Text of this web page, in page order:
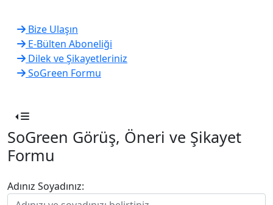
Bize Ulaşın
E-Bülten Aboneliği
Dilek ve Şikayetleriniz
SoGreen Formu
SoGreen Görüş, Öneri ve Şikayet
Formu
Adınız Soyadınız: